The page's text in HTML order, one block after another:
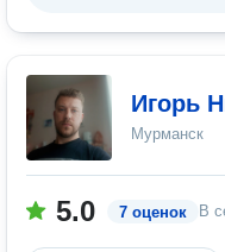
Игорь
Мурманск
5.0 7 оценок В